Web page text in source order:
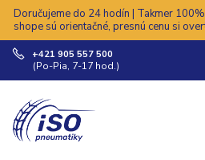
Doručujeme do 24 hodín | Takmer
shope sú orientačné, presnú cenu si
+421 905 557 500
(Po-Pia, 7-17 hod.)